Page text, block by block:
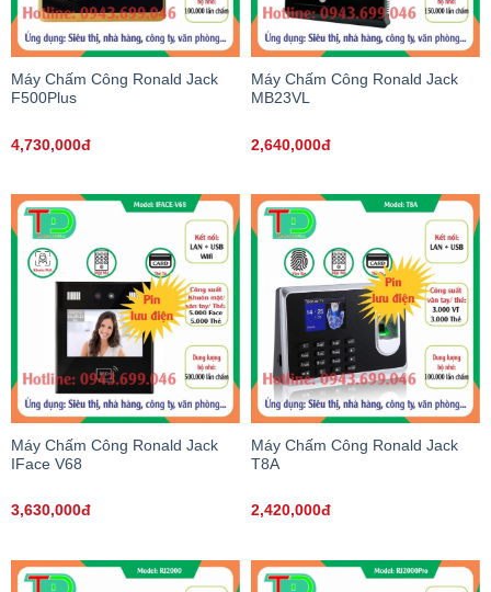
Máy Chấm Công Ronald Jack
F500Plus
4,730,000đ
Máy Chấm Công Ronald Jack
MB23VL
2,640,000đ
Máy Chấm Công Ronald Jack
IFace V68
3,630,000đ
Máy Chấm Công Ronald Jack
T8A
2,420,000đ